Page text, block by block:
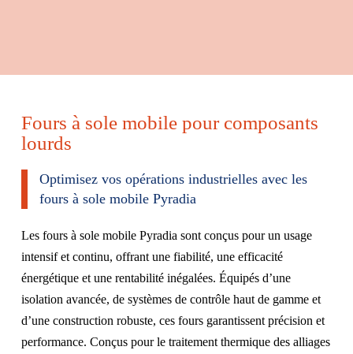
Fours à sole mobile pour composants
lourds
Optimisez vos opérations industrielles avec les
fours à sole mobile Pyradia
Les fours à sole mobile Pyradia sont conçus pour un usage
intensif et continu, offrant une fiabilité, une efficacité
énergétique et une rentabilité inégalées. Équipés d’une
isolation avancée, de systèmes de contrôle haut de gamme et
d’une construction robuste, ces fours garantissent précision et
performance. Conçus pour le traitement thermique des alliages